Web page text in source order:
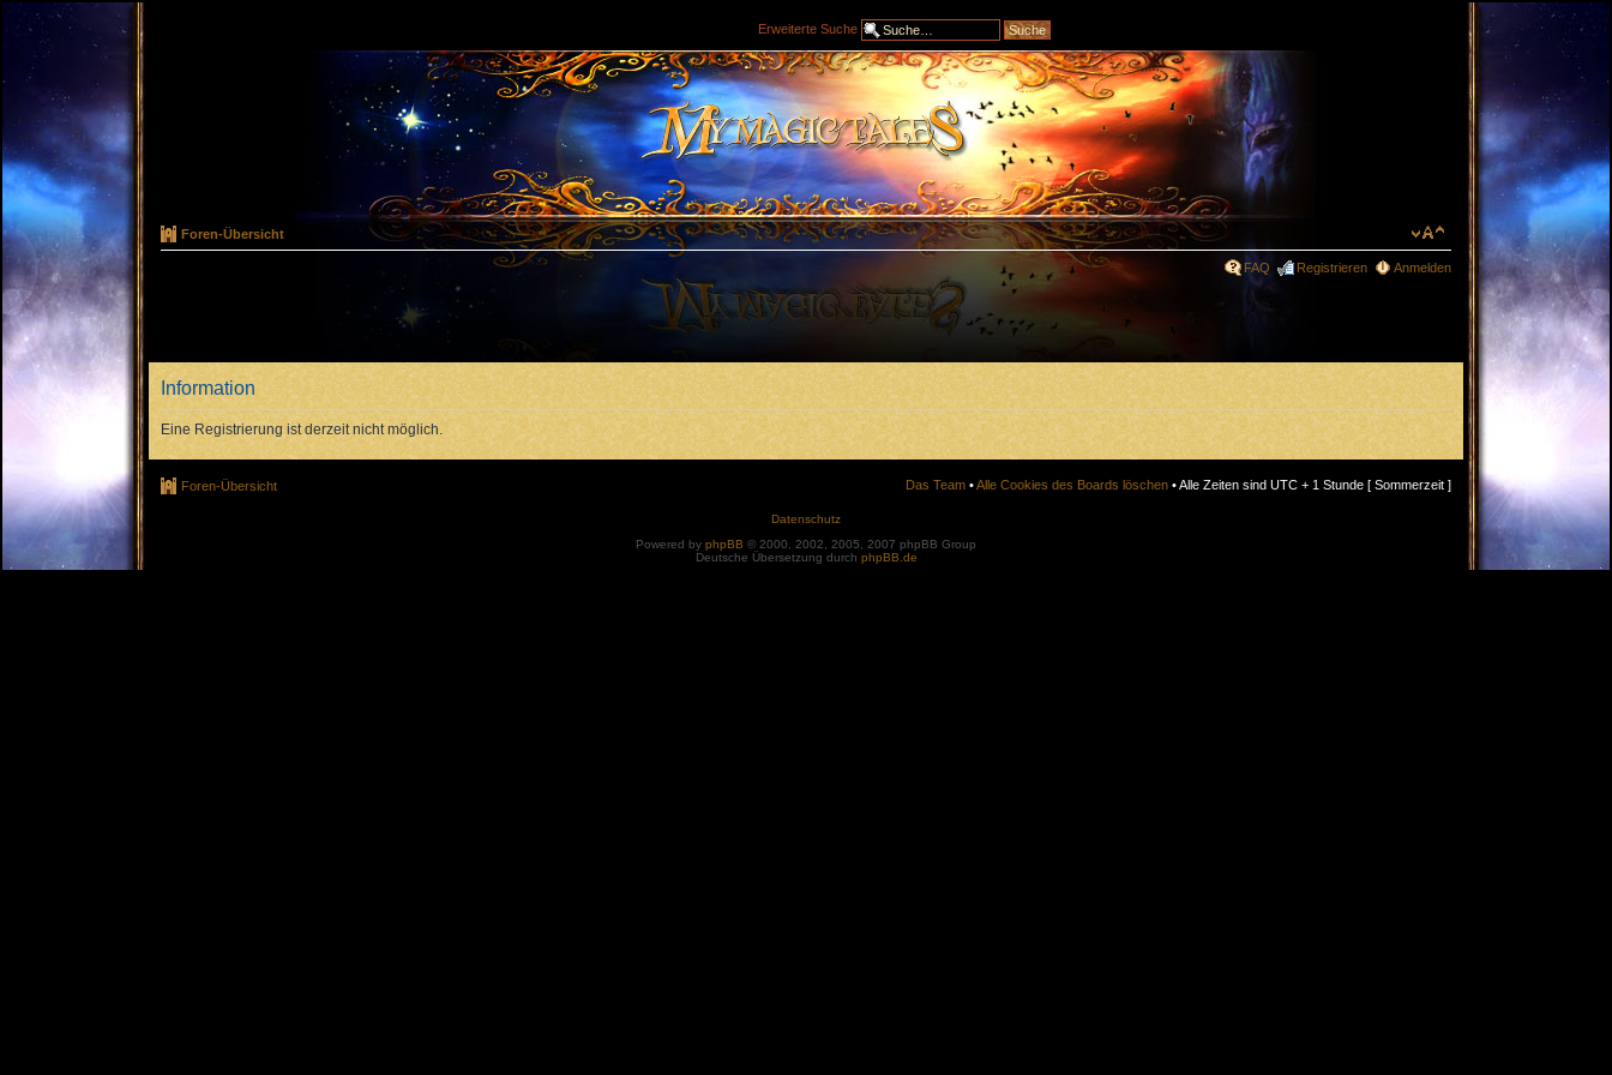
Erweiterte Suche
Foren-Übersicht
FAQ Registrieren Anmelden
Information
Eine Registrierung ist derzeit nicht möglich.
Foren-Übersicht Das Team •Alle Cookies des Boards löschen • Alle Zeiten sind UTC + 1 Stunde [ Sommerzeit ]
Datenschutz
Powered by phpBB © 2000, 2002, 2005, 2007 phpBB Group
Deutsche Übersetzung durch phpBB.de